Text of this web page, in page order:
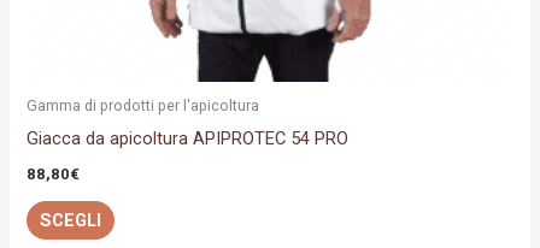
Gamma di prodotti per l'apicoltura
Giacca da apicoltura APIPROTEC 54 PRO
88,80€
SCEGLI
prodotto